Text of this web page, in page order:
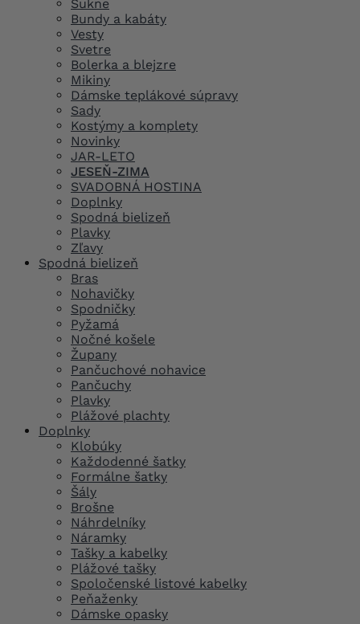
Sukne
Bundy a kabáty
Vesty
Svetre
Bolerka a blejzre
Mikiny
Dámske teplákové súpravy
Sady
Kostýmy a komplety
Novinky
JAR-LETO
JESEŇ-ZIMA
SVADOBNÁ HOSTINA
Doplnky
Spodná bielizeň
Plavky
Zľavy
Spodná bielizeň
Bras
Nohavičky
Spodničky
Pyžamá
Nočné košele
Župany
Pančuchové nohavice
Pančuchy
Plavky
Plážové plachty
Doplnky
Klobúky
Každodenné šatky
Formálne šatky
Šály
Brošne
Náhrdelníky
Náramky
Tašky a kabelky
Plážové tašky
Spoločenské listové kabelky
Peňaženky
Dámske opasky